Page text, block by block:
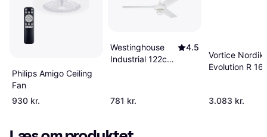
Philips Amigo Ceiling
Fan
930 kr.
Westinghouse
Industrial 122cm
4.5
781 kr.
Vortice Nordik
Evolution R
3.083 kr.